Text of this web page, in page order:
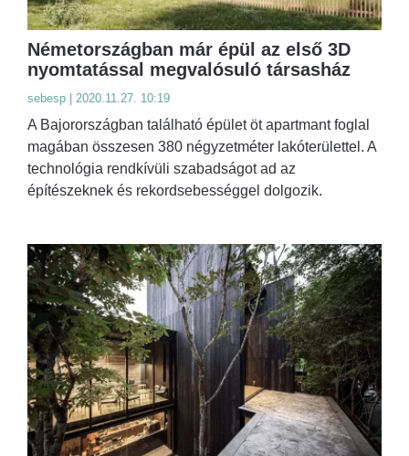
Németországban már épül az első 3D
nyomtatással megvalósuló társasház
sebesp | 2020.11.27. 10:19
A Bajorországban található épület öt apartmant foglal
magában összesen 380 négyzetméter lakóterülettel. A
technológia rendkívüli szabadságot ad az
építészeknek és rekordsebességgel dolgozik.